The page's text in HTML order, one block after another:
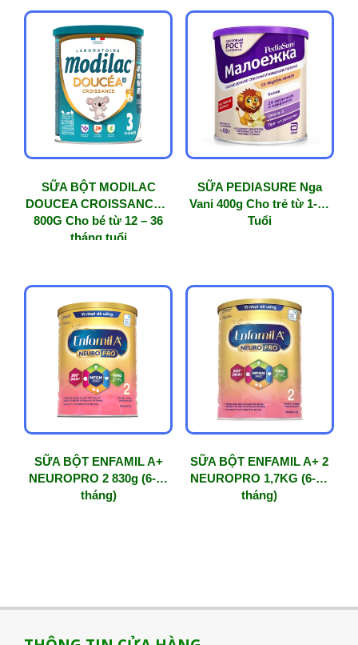
SỮA BỘT MODILAC
DOUCEA CROISSANCE 3
800G Cho bé từ 12 – 36
tháng tuổi
SỮA PEDIASURE Nga
Vani 400g Cho trẻ từ 1-10
Tuổi
SỮA BỘT ENFAMIL A+
NEUROPRO 2 830g (6-12
tháng)
SỮA BỘT ENFAMIL A+ 2
NEUROPRO 1,7KG (6-12
tháng)